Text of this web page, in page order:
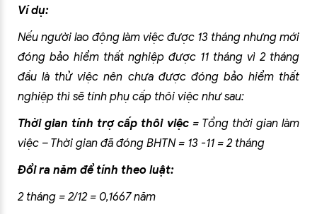
Ví dụ:
Nếu người lao động làm việc được 13 tháng nhưng mới
đóng bảo hiểm thất nghiệp được 11 tháng vì 2 tháng
đầu là thử việc nên chưa được đóng bảo hiểm thất
nghiệp thì sẽ tính phụ cấp thôi việc như sau:
Thời gian tính trợ cấp thôi việc= Tổng thời gian làm
việc – Thời gian đã đóng BHTN = 13 -11 = 2 tháng
Đổi ra năm để tính theo luật:
2 tháng = 2/12 = 0,1667 năm